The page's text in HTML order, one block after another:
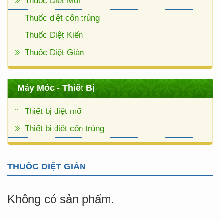
Thuốc diệt côn trùng
Thuốc Diệt Kiến
Thuốc Diệt Gián
Máy Móc - Thiết Bị
Thiết bị diệt mối
Thiết bị diệt côn trùng
THUỐC DIỆT GIÁN
Không có sản phẩm.